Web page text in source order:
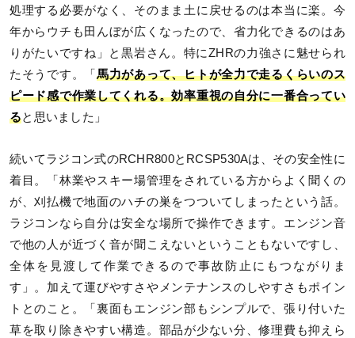
処理する必要がなく、そのまま土に戻せるのは本当に楽。今
年からウチも田んぼが広くなったので、省力化できるのはあ
りがたいですね」と黒岩さん。特にZHRの力強さに魅せられ
たそうです。「馬力があって、ヒトが全力で走るくらいのス
ピード感で作業してくれる。効率重視の自分に一番合ってい
ると思いました」
続いてラジコン式のRCHR800とRCSP530Aは、その安全性に
着目。「林業やスキー場管理をされている方からよく聞くの
が、刈払機で地面のハチの巣をつついてしまったという話。
ラジコンなら自分は安全な場所で操作できます。エンジン音
で他の人が近づく音が聞こえないということもないですし、
全体を見渡して作業できるので事故防止にもつながりま
す」。加えて運びやすさやメンテナンスのしやすさもポイン
トとのこと。「裏面もエンジン部もシンプルで、張り付いた
草を取り除きやすい構造。部品が少ない分、修理費も抑えら